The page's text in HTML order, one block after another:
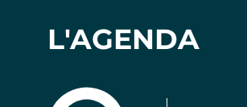
L'AGENDA